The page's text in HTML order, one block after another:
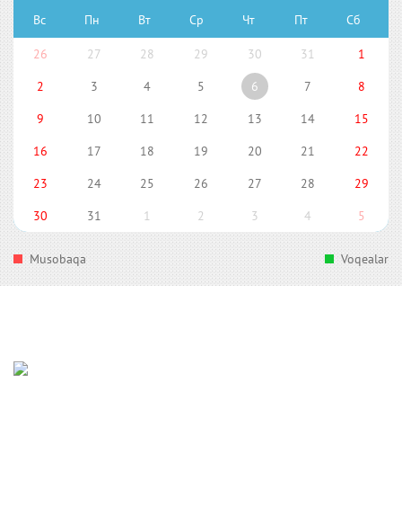
Вс Пн Вт Ср Чт Пт Сб
26 27 28 29 30 31
1
2
3 4 5 6 7
8
9
10 11 12 13 14
15
16
17 18 19 20 21
22
23
24 25 26 27 28
29
30
31 1 2 3 4 5
Musobaqa Voqealar